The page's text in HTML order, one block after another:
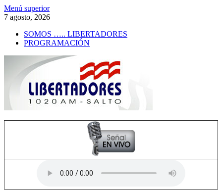
Saltar
al
Menú superior
7 agosto, 2026
SOMOS ….. LIBERTADORES
PROGRAMACIÓN